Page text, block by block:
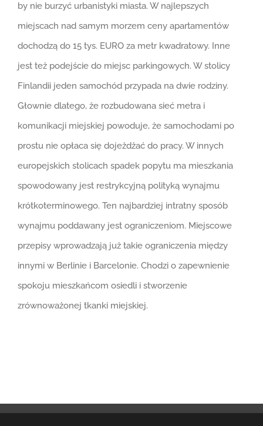
by nie burzyć urbanistyki miasta. W najlepszych
miejscach nad samym morzem ceny apartamentów
dochodzą do 15 tys. EURO za metr kwadratowy. Inne
jest też podejście do miejsc parkingowych. W stolicy
Finlandii jeden samochód przypada na dwie rodziny.
Głownie dlatego, że rozbudowana sieć metra i
komunikacji miejskiej powoduje, że samochodami po
prostu nie opłaca się dojeżdżać do pracy. W innych
europejskich stolicach spadek popytu ma mieszkania
spowodowany jest restrykcyjną polityką wynajmu
krótkoterminowego. Ten najbardziej intratny sposób
wynajmu poddawany jest ograniczeniom. Miejscowe
przepisy wprowadzają już takie ograniczenia między
innymi w Berlinie i Barcelonie. Chodzi o zapewnienie
spokoju mieszkańcom osiedli i stworzenie
zrównoważonej tkanki miejskiej.